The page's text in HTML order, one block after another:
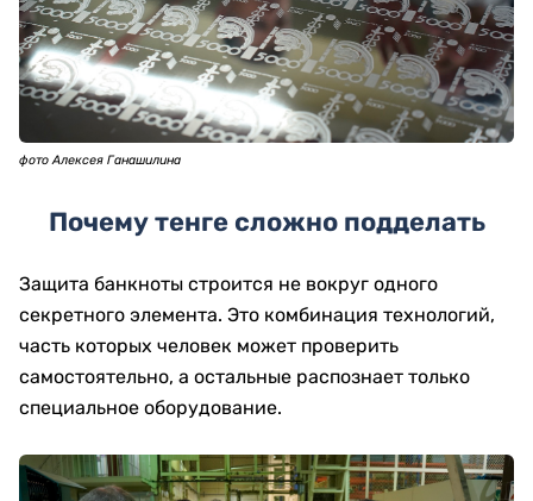
фото Алексея Ганашилина
Почему тенге сложно подделать
Защита банкноты строится не вокруг одного
секретного элемента. Это комбинация технологий,
часть которых человек может проверить
самостоятельно, а остальные распознает только
специальное оборудование.